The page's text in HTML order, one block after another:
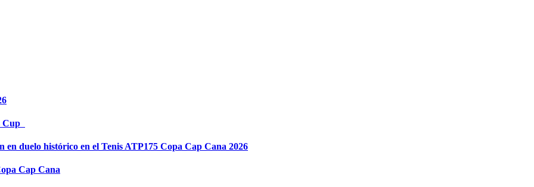
Cup
duelo histórico en el Tenis ATP175 Copa Cap Cana 2026
Cap Cana